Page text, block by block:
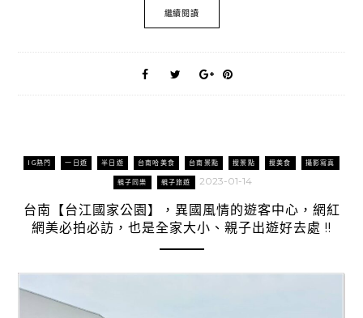
繼續閱讀
IG熱門 一日遊 半日遊 台南哈美食 台南景點 搜景點 搜美食 攝影寫真
親子同樂 親子旅遊 2023-01-14
台南【台江國家公園】，異國風情的遊客中心，網紅
網美必拍必訪，也是全家大小、親子出遊好去處 !!